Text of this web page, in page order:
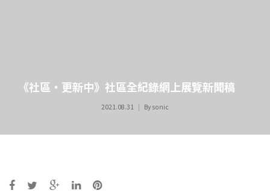
《社區‧更新中》社區全紀錄網上展覽新聞稿
2021.08.31 By sonic